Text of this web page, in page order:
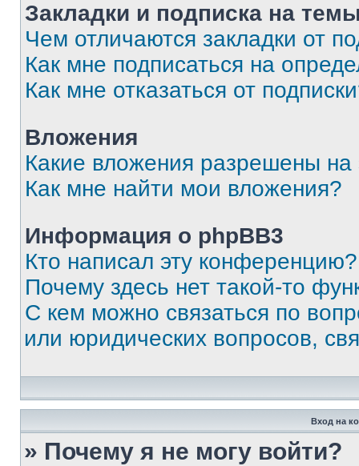
Закладки и подписка на
Чем отличаются закладки от
Как мне подписаться на
Как мне отказаться от
Вложения
Какие вложения разрешены
Как мне найти мои вложения?
Информация о phpBB3
Кто написал эту конференцию?
Почему здесь нет такой-то
С кем можно связаться по
или юридических вопросов,
Вход на
» Почему я не могу войти?